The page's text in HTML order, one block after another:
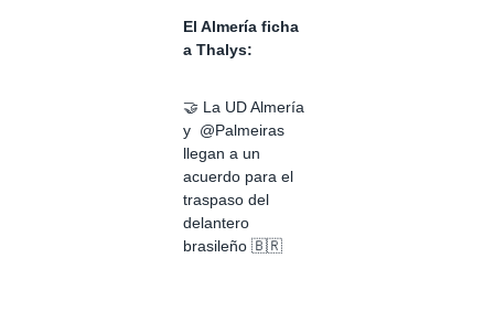
El Almería ficha
a Thalys:
🤝 La UD Almería
y @Palmeiras
llegan a un
acuerdo para el
traspaso del
delantero
brasileño 🇧🇷